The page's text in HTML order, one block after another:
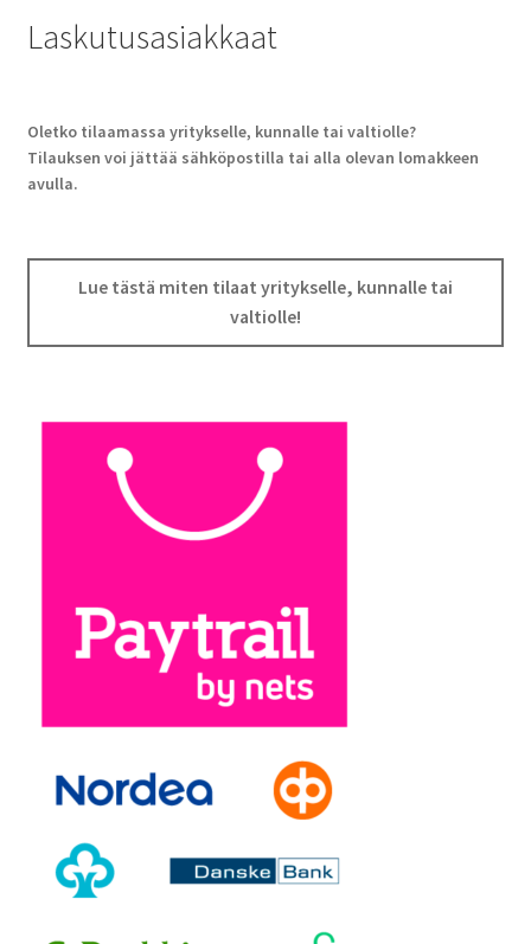
Laskutusasiakkaat
Oletko tilaamassa yritykselle, kunnalle tai valtiolle?
Tilauksen voi jättää sähköpostilla tai alla olevan lomakkeen
avulla.
Lue tästä miten tilaat yritykselle, kunnalle tai
valtiolle!